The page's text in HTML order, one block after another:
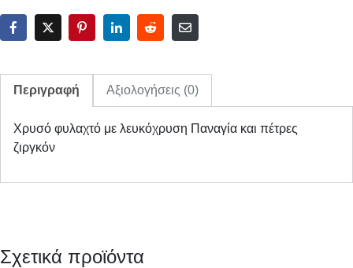
Περιγραφή Αξιολογήσεις (0)
Χρυσό φυλαχτό με λευκόχρυση Παναγία και πέτρες
ζιργκόν
Σχετικά προϊόντα